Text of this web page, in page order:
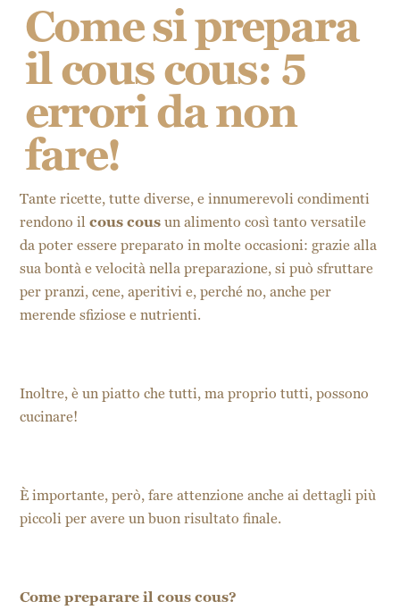
Come si prepara
il cous cous: 5
errori da non
fare!
Tante ricette, tutte diverse, e innumerevoli condimenti
rendono il cous cous un alimento così tanto versatile
da poter essere preparato in molte occasioni: grazie alla
sua bontà e velocità nella preparazione, si può sfruttare
per pranzi, cene, aperitivi e, perché no, anche per
merende sfiziose e nutrienti.
Inoltre, è un piatto che tutti, ma proprio tutti, possono
cucinare!
È importante, però, fare attenzione anche ai dettagli più
piccoli per avere un buon risultato finale.
Come preparare il cous cous?